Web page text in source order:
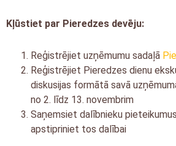
Kļūstiet par Pieredzes devēju:
Reģistrējiet uzņēmumu sadaļā
Reģistrējiet Pieredzes dienu
diskusijas formātā savā
no 2. līdz 13. novembrim
Saņemsiet dalībnieku
apstipriniet tos dalībai